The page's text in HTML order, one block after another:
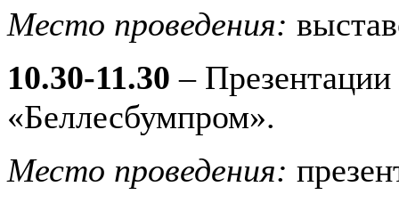
Место проведения:
10.30-11.30 –
«Беллесбумпром».
Место проведения: